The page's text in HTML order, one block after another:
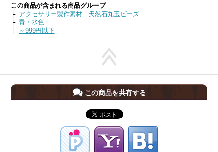
この商品が含まれる商品グループ
├ アクセサリー製作素材 天然石丸玉ビーズ
├青・水色
├
～999円以下
この商品を共有する